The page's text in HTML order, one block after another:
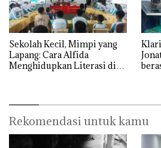
Sekolah Kecil, Mimpi yang
Lapang: Cara Alfida
Menghidupkan Literasi di
Rekomendasi untuk kamu